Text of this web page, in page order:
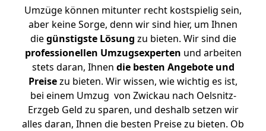
Umzüge können mitunter recht kostspielig sein,
aber keine Sorge, denn wir sind hier, um Ihnen
diegünstigste Lösung zu bieten. Wir sind die
professionellen Umzugsexperten und arbeiten
stets daran, Ihnen die besten Angebote und
Preisezu bieten. Wir wissen, wie wichtig es ist,
bei einem Umzug von Zwickau nach Oelsnitz-
Erzgeb Geld zu sparen, und deshalb setzen wir
alles daran, Ihnen die besten Preise zu bieten. Ob